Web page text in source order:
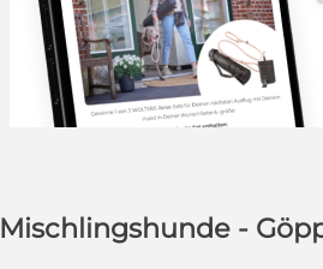
Mischlingshunde -